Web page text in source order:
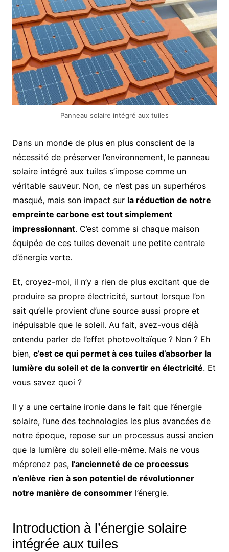
Panneau solaire intégré aux tuiles
Dans un monde de plus en plus conscient de la
nécessité de préserver l’environnement, le panneau
solaire intégré aux tuiles s’impose comme un
véritable sauveur. Non, ce n’est pas un superhéros
masqué, mais son impact sur la réduction de notre
empreinte carbone est tout simplement
impressionnant. C’est comme si chaque maison
équipée de ces tuiles devenait une petite centrale
d’énergie verte.
Et, croyez-moi, il n’y a rien de plus excitant que de
produire sa propre électricité, surtout lorsque l’on
sait qu’elle provient d’une source aussi propre et
inépuisable que le soleil. Au fait, avez-vous déjà
entendu parler de l’effet photovoltaïque ? Non ? Eh
bien, c’est ce qui permet à ces tuiles d’absorber la
lumière du soleil et de la convertir en électricité. Et
vous savez quoi ?
Il y a une certaine ironie dans le fait que l’énergie
solaire, l’une des technologies les plus avancées de
notre époque, repose sur un processus aussi ancien
que la lumière du soleil elle-même. Mais ne vous
méprenez pas, l’ancienneté de ce processus
n’enlève rien à son potentiel de révolutionner
notre manière de consommerl’énergie.
Introduction à l’énergie solaire
intégrée aux tuiles